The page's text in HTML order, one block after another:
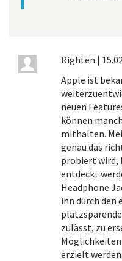
Righten |
Apple ist
neuen
können
mithalten.
genau das
probiert wird,
entdeckt
Headphone
ihn durch den
zulässt, zu
erzielt werden.